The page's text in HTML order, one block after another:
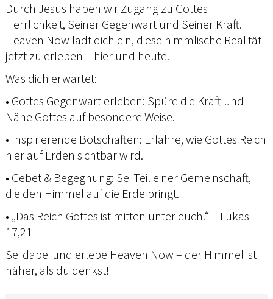
Durch Jesus haben wir Zugang zu Gottes
Herrlichkeit, Seiner Gegenwart und Seiner Kraft.
Heaven Now lädt dich ein, diese himmlische Realität
jetzt zu erleben – hier und heute.
Was dich erwartet:
• Gottes Gegenwart erleben: Spüre die Kraft und
Nähe Gottes auf besondere Weise.
• Inspirierende Botschaften: Erfahre, wie Gottes Reich
hier auf Erden sichtbar wird.
• Gebet & Begegnung: Sei Teil einer Gemeinschaft,
die den Himmel auf die Erde bringt.
• „Das Reich Gottes ist mitten unter euch.“ – Lukas
17,21
Sei dabei und erlebe Heaven Now – der Himmel ist
näher, als du denkst!